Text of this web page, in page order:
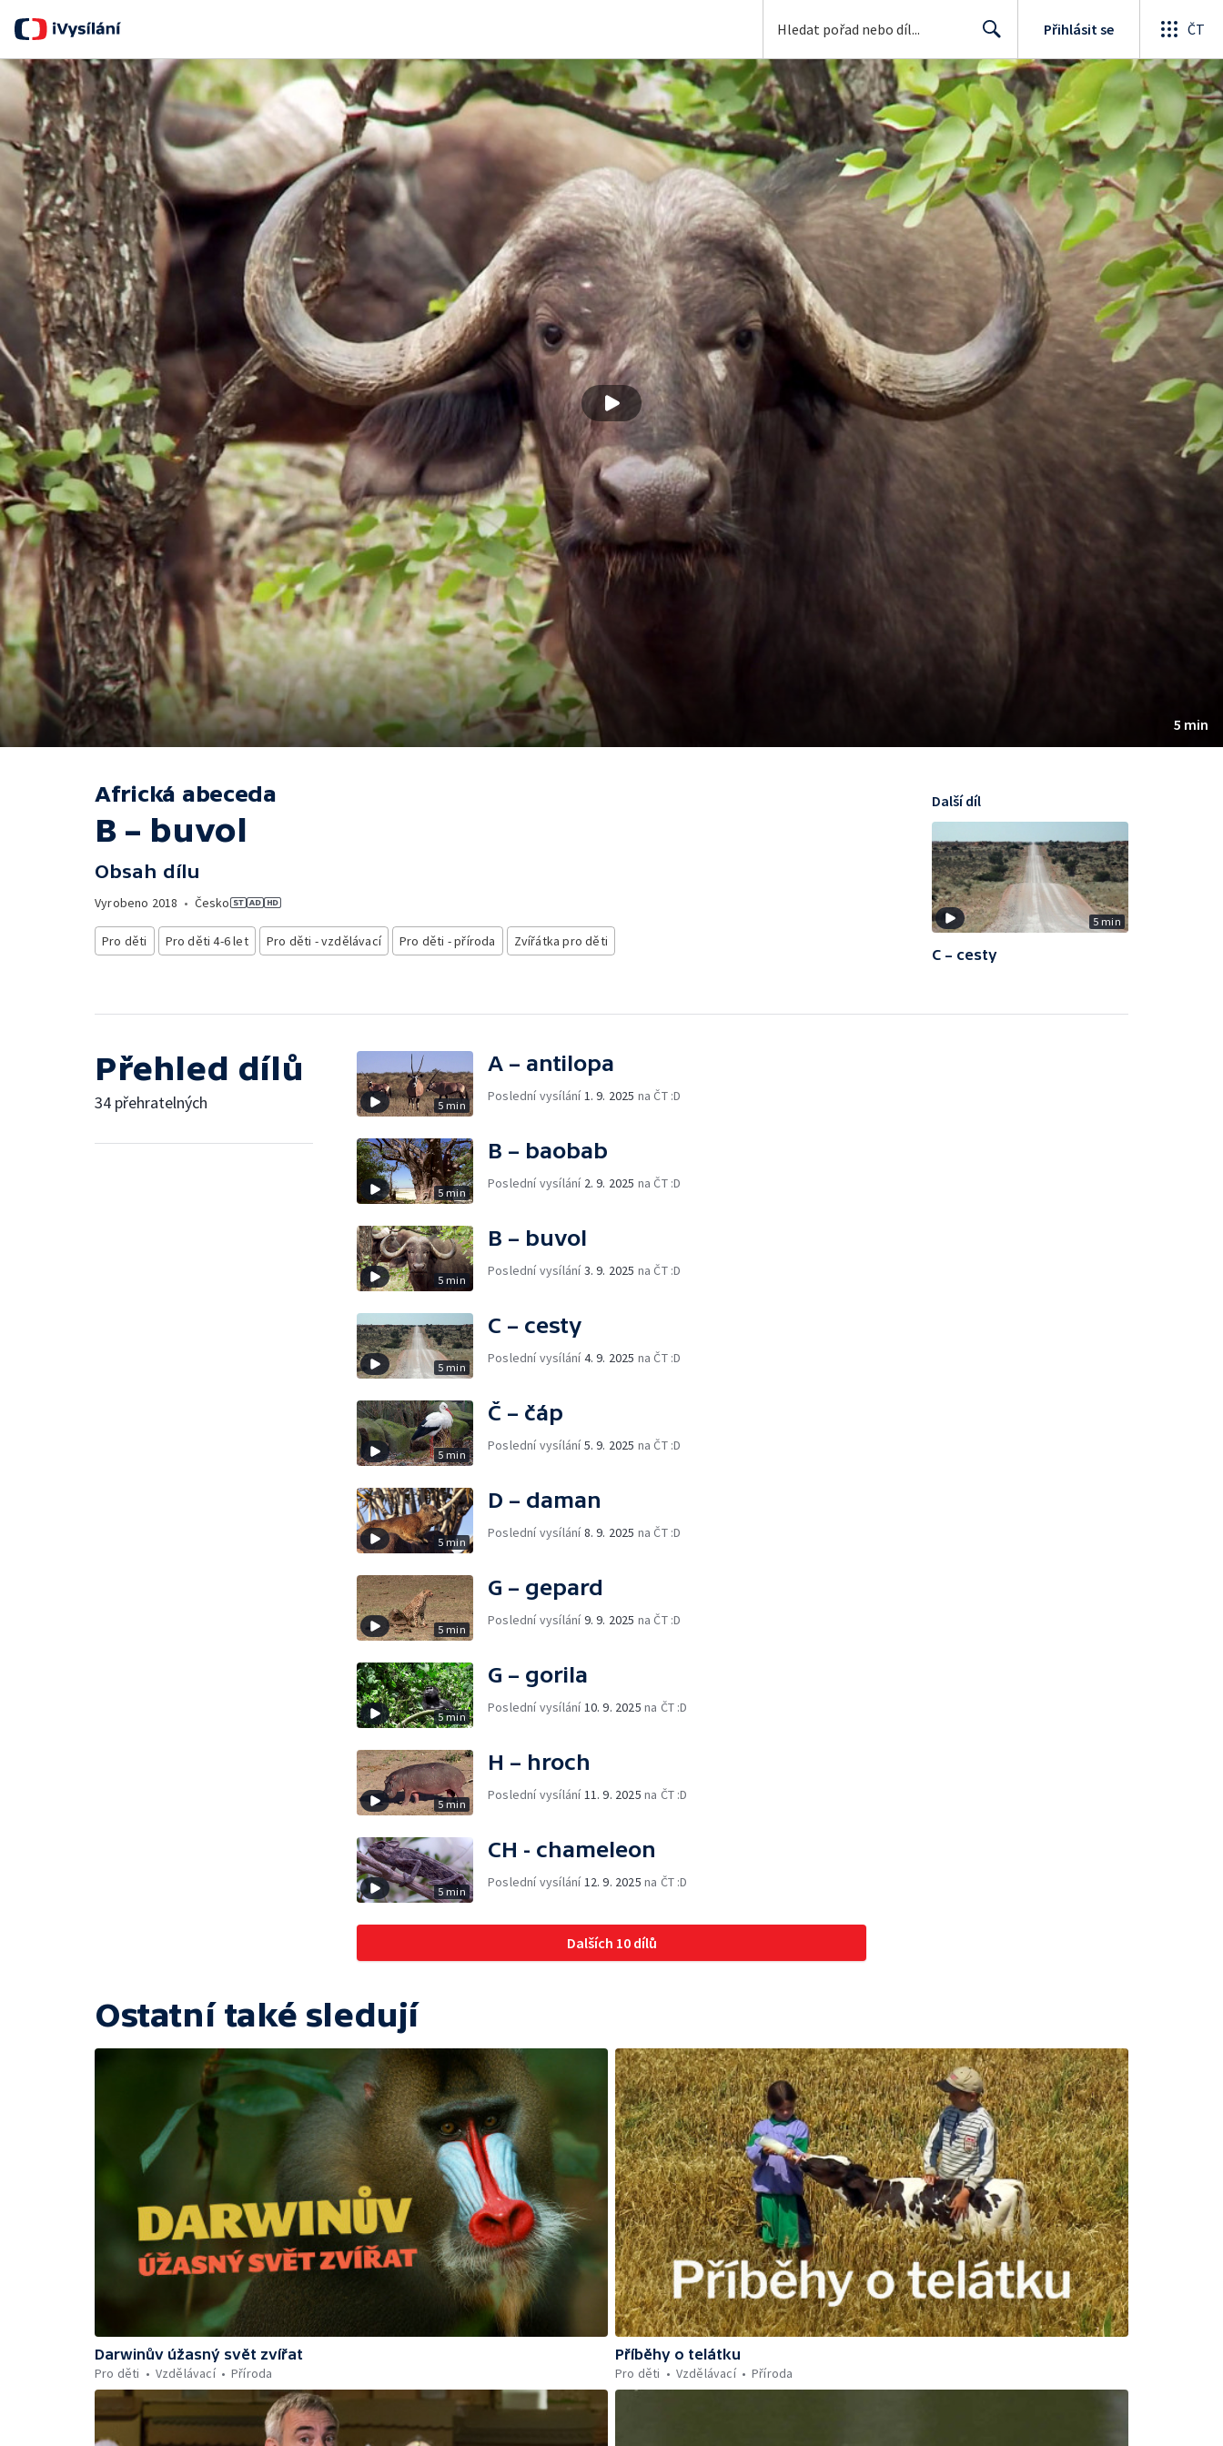
Search
Přihlásit se ČT
5 min
Africká abeceda
B – buvol
Obsah dílu
Vyrobeno 2018 • Česko
Pro děti Pro děti 4-6 let Pro děti - vzdělávací Pro děti - příroda Zvířátka pro děti
5 min
Další díl
C – cesty
Přehled dílů
34 přehratelných 5 min
A – antilopa
Poslední vysílání 1. 9. 2025 na ČT :D
5 min
B – baobab
Poslední vysílání 2. 9. 2025 na ČT :D
5 min
B – buvol
Poslední vysílání3. 9. 2025 na ČT :D
5 min
C – cesty
Poslední vysílání4. 9. 2025 na ČT :D
5 min
Č – čáp
Poslední vysílání5. 9. 2025 na ČT :D
5 min
D – daman
Poslední vysílání8. 9. 2025 na ČT :D
5 min
G – gepard
Poslední vysílání9. 9. 2025 na ČT :D
5 min
G – gorila
Poslední vysílání 10. 9. 2025 na ČT :D
5 min
H – hroch
Poslední vysílání 11. 9. 2025 na ČT :D
5 min
CH - chameleon
Poslední vysílání 12. 9. 2025 na ČT :D
Dalších 10 dílů
Ostatní také sledují
Darwinův úžasný svět zvířat
Pro děti
Vzdělávací Příroda
Příběhy o telátku
Pro děti
Vzdělávací Příroda